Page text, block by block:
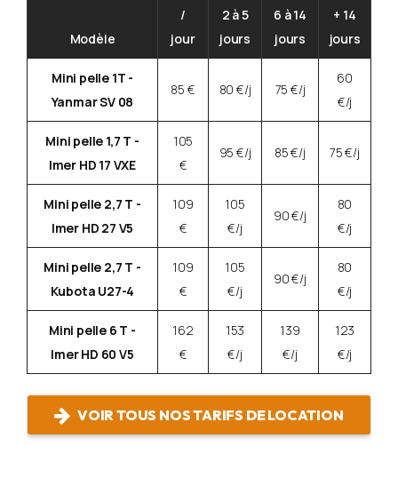
Modèle
/
jour
2 à 5
jours
6 à 14
jours
+ 14
jours
Mini pelle 1T -
Yanmar SV 08
85 € 80 €/j 75 €/j
60
€/j
Mini pelle 1,7 T -
Imer HD 17 VXE
105
€
95 €/j 85 €/j 75 €/j
Mini pelle 2,7 T -
Imer HD 27 V5
109
€
105
€/j
90 €/j
80
€/j
Mini pelle 2,7 T -
Kubota U27-4
109
€
105
€/j
90 €/j
80
€/j
Mini pelle 6 T -
Imer HD 60 V5
162
€
153
€/j
139
€/j
123
€/j
VOIR TOUS NOS TARIFS DE LOCATION